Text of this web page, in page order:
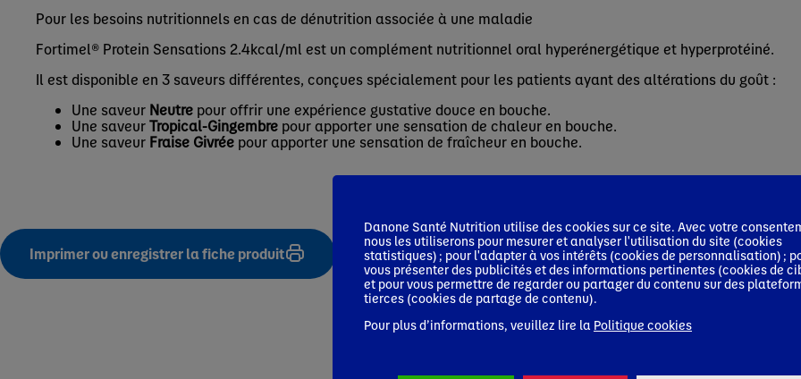
Pour les besoins nutritionnels en cas de dénutrition associée à une maladie
Fortimel® Protein Sensations 2.4kcal/ml est un complément nutritionnel oral hyperénergétique et hyperprotéiné.
Il est disponible en 3 saveurs différentes, conçues spécialement pour les patients ayant des altérations du goût :
Une saveur Neutre pour offrir une expérience gustative douce en bouche.
Une saveurTropical-Gingembre pour apporter une sensation de chaleur en bouche.
Une saveur Fraise Givrée pour apporter une sensation de fraîcheur en bouche.
Imprimer ou enregistrer la fiche produit
Danone Santé Nutrition utilise des cookies sur ce site. Avec votre
nous les utiliserons pour mesurer et analyser l'utilisation du site (cookies
statistiques) ; pour l'adapter à vos intérêts (cookies de personnalisation) ;
vous présenter des publicités et des informations pertinentes (cookies de
et pour vous permettre de regarder ou partager du contenu sur des
tierces (cookies de partage de contenu).
Pour plus d’informations, veuillez lire la Politique cookies